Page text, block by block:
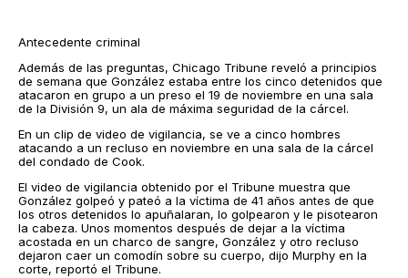
Antecedente criminal
Además de las preguntas, Chicago Tribune reveló a principios
de semana que González estaba entre los cinco detenidos que
atacaron en grupo a un preso el 19 de noviembre en una sala
de la División 9, un ala de máxima seguridad de la cárcel.
En un clip de video de vigilancia, se ve a cinco hombres
atacando a un recluso en noviembre en una sala de la cárcel
del condado de Cook.
El video de vigilancia obtenido por el Tribune muestra que
González golpeó y pateó a la víctima de 41 años antes de que
los otros detenidos lo apuñalaran, lo golpearon y le pisotearon
la cabeza. Unos momentos después de dejar a la víctima
acostada en un charco de sangre, González y otro recluso
dejaron caer un comodín sobre su cuerpo, dijo Murphy en la
corte, reportó el Tribune.